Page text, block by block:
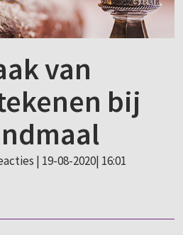
van
bij
| 19-08-2020| 16:01